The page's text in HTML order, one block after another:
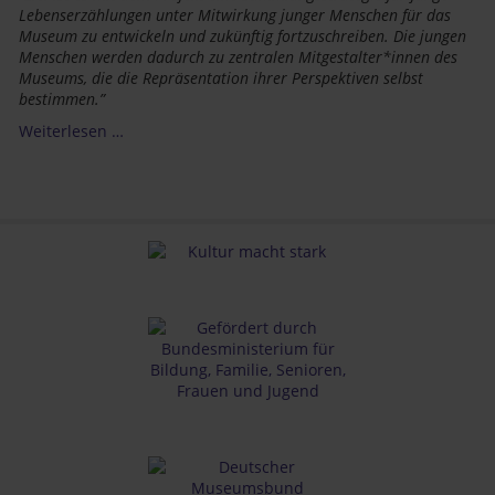
Lebenserzählungen unter Mitwirkung junger Menschen für das
Museum zu entwickeln und zukünftig fortzuschreiben. Die jungen
Menschen werden dadurch zu zentralen Mitgestalter*innen des
Museums, die die Repräsentation ihrer Perspektiven selbst
bestimmen.”
Weiterlesen …